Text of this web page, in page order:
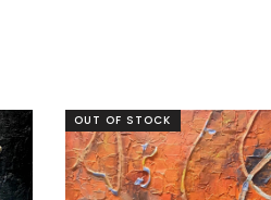
OUT OF STOCK